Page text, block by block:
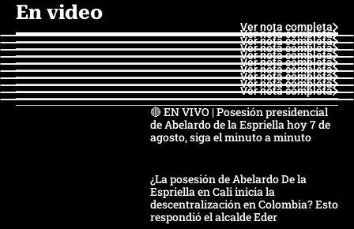
En video
Ver nota completa
Ver nota completa
Ver nota completa
Ver nota completa
Ver nota completa
Ver nota completa
Ver nota completa
Ver nota completa
Ver nota completa
Ver nota completa
🔴 EN VIVO | Posesión presidencial
de Abelardo de la Espriella hoy 7 de
agosto, siga el minuto a minuto
¿La posesión de Abelardo De la
Espriella en Cali inicia la
descentralización en Colombia? Esto
respondió el alcalde Eder